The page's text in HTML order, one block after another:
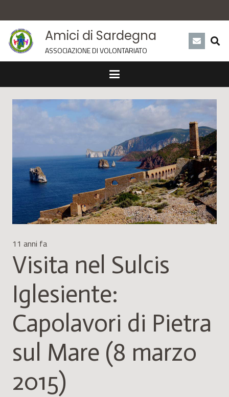
Amici di Sardegna
ASSOCIAZIONE DI VOLONTARIATO
11 anni fa
Visita nel Sulcis
Iglesiente:
Capolavori di Pietra
sul Mare (8 marzo
2015)